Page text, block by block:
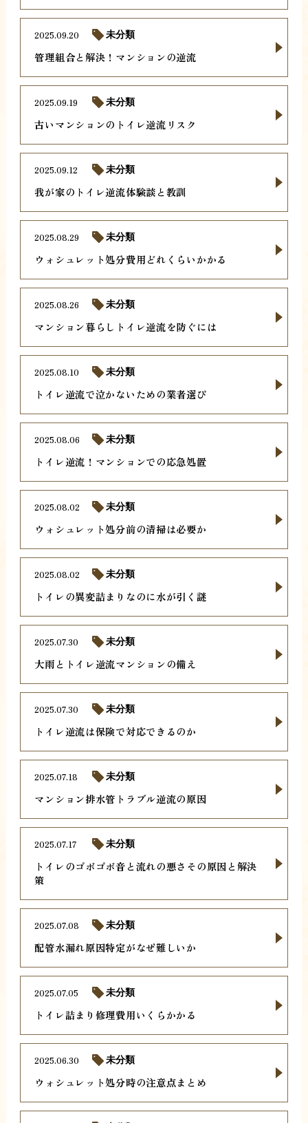
管理組合と解決！マンションの逆流
2025.09.20 未分類
古いマンションのトイレ逆流リスク
2025.09.19 未分類
我が家のトイレ逆流体験談と教訓
2025.09.12 未分類
ウォシュレット処分費用どれくらいかかる
2025.08.29 未分類
マンション暮らしトイレ逆流を防ぐには
2025.08.26 未分類
トイレ逆流で泣かないための業者選び
2025.08.10 未分類
トイレ逆流！マンションでの応急処置
2025.08.06 未分類
ウォシュレット処分前の清掃は必要か
2025.08.02 未分類
トイレの異変詰まりなのに水が引く謎
2025.08.02 未分類
大雨とトイレ逆流マンションの備え
2025.07.30 未分類
トイレ逆流は保険で対応できるのか
2025.07.30 未分類
マンション排水管トラブル逆流の原因
2025.07.18 未分類
トイレのゴボゴボ音と流れの悪さその原因と解決
策
2025.07.17 未分類
配管水漏れ原因特定がなぜ難しいか
2025.07.08 未分類
トイレ詰まり修理費用いくらかかる
2025.07.05 未分類
ウォシュレット処分時の注意点まとめ
2025.06.30 未分類